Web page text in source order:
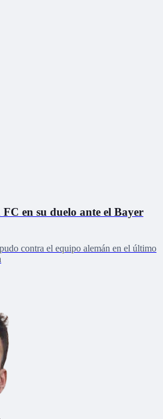
en su duelo ante el Bayer
contra el equipo alemán en el último